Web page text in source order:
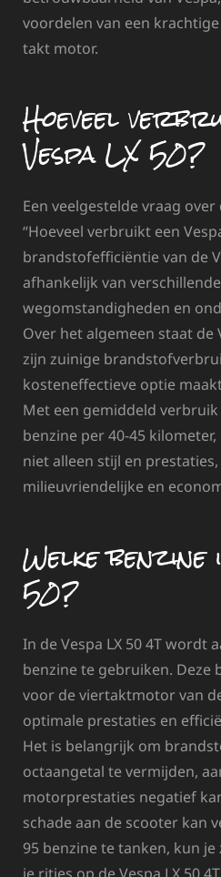
voordelen van een
takt motor.
Hoeveel
Vespa LX 50?
Een veelgestelde vraag over
“Hoeveel verbruikt een
brandstofefficiëntie van de
afhankelijk van
wegomstandigheden en
Over het algemeen staat de
zijn zuinige
kosteneffectieve optie
Met een gemiddeld
benzine per 40-45 kilometer,
niet alleen stijl en
milieuvriendelijke en
Welke
50?
In de Vespa LX 50 4T wordt
benzine te gebruiken. Deze
voor de viertaktmotor van
optimale prestaties en
Het is belangrijk om
octaangetal te vermijden,
motorprestaties negatief
schade aan de scooter kan
95 benzine te tanken, kun